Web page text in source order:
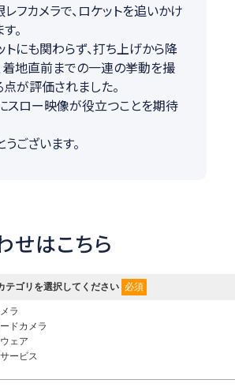
フカメラで、ロケットを追いかけ
。
にも関わらず、打ち上げから降
着地直前までの一連の挙動を撮
が評価されました。
スロー映像が役立つことを期待
ございます。
せはこちら
テゴリを選択してください 必須
ラ
ドカメラ
ェア
ービス